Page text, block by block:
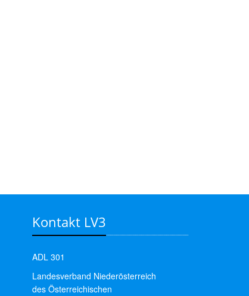
Kontakt LV3
ADL 301
Landesverband Niederösterreich
des Österreichischen